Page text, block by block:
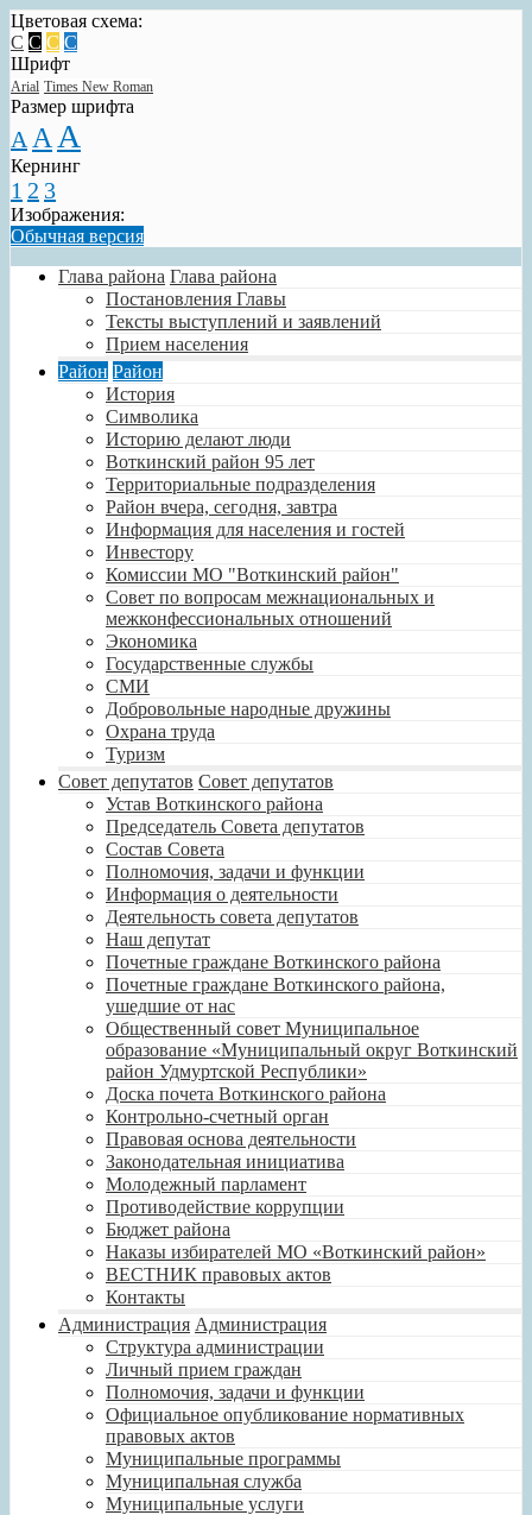
Цветовая схема:
C C C C
Шрифт
Arial Times New Roman
Размер шрифта
A A A
Кернинг
1 2 3
Изображения:
Обычная версия
Глава района Глава района
Постановления Главы
Тексты выступлений и заявлений
Прием населения
Район Район
История
Символика
Историю делают люди
Воткинский район 95 лет
Территориальные подразделения
Район вчера, сегодня, завтра
Информация для населения и гостей
Инвестору
Комиссии МО "Воткинский район"
Совет по вопросам межнациональных и
межконфессиональных отношений
Экономика
Государственные службы
СМИ
Добровольные народные дружины
Охрана труда
Туризм
Совет депутатов Совет депутатов
Устав Воткинского района
Председатель Совета депутатов
Состав Совета
Полномочия, задачи и функции
Информация о деятельности
Деятельность совета депутатов
Наш депутат
Почетные граждане Воткинского района
Почетные граждане Воткинского района,
ушедшие от нас
Общественный совет Муниципальное
образование «Муниципальный округ Воткинский
район Удмуртской Республики»
Доска почета Воткинского района
Контрольно-счетный орган
Правовая основа деятельности
Законодательная инициатива
Молодежный парламент
Противодействие коррупции
Бюджет района
Наказы избирателей МО «Воткинский район»
ВЕСТНИК правовых актов
Контакты
Администрация Администрация
Структура администрации
Личный прием граждан
Полномочия, задачи и функции
Официальное опубликование нормативных
правовых актов
Муниципальные программы
Муниципальная служба
Муниципальные услуги